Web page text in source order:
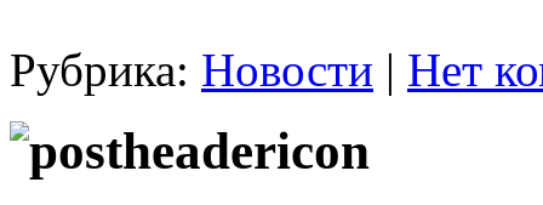
Рубрика: Новости | Нет